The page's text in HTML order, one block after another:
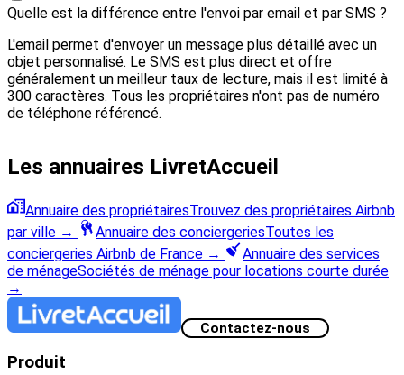
Quelle est la différence entre l'envoi par email et par SMS ?
L'email permet d'envoyer un message plus détaillé avec un
objet personnalisé. Le SMS est plus direct et offre
généralement un meilleur taux de lecture, mais il est limité à
300 caractères. Tous les propriétaires n'ont pas de numéro
de téléphone référencé.
Les annuaires LivretAccueil
Annuaire des propriétairesTrouvez des propriétaires Airbnb
par ville → Annuaire des conciergeriesToutes les
conciergeries Airbnb de France →
Annuaire des services
de ménageSociétés de ménage pour locations courte durée
→
Contactez-nous
Produit